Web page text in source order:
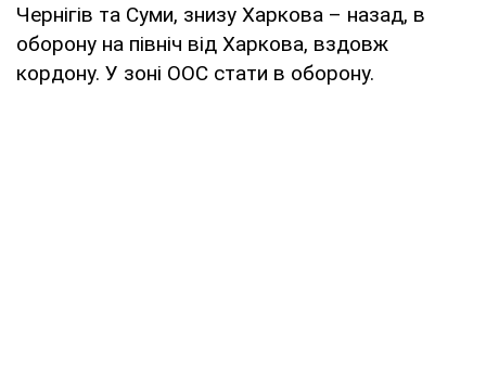
Чернігів та Суми, знизу Харкова – назад, в
оборону на північ від Харкова, вздовж
кордону. У зоні ООС стати в оборону.